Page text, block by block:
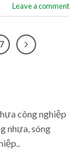
Leave a comment
công nghiệp
nhựa, sóng